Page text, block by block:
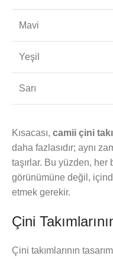
Mavi
Yeşil
Sarı
Kısacası, camii çini
daha fazlasıdır; aynı
taşırlar. Bu yüzden, her
görünümüne değil,
etmek gerekir.
Çini
Çini takımlarının